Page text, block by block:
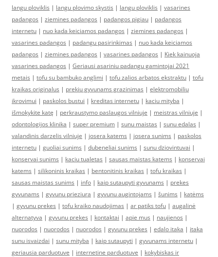
langu ploviklis | langu plovimo skystis | langu ploviklis | vasarines
padangos | ziemines padangos | padangos pigiau | padangos
internetu | nuo kada keiciamos padangos | ziemines padangos |
vasarines padangos | padangu pasirinkimas | nuo kada keiciamos
padangos | ziemines padangos | vasarines padangos | Kiek kainuoja
vasarines padangos | Geriausi asariniu padangu gamintojai 2021
metais | tofu su bambuko anglimi | tofu zalios arbatos ekstraktu | tofu
kraikas originalus | prekiu gyvunams grazinimas | elektromobiliu
ikrovimui | paskolos bustui | kreditas internetu | kaciu mityba |
išmokykite katę | perkraustymo paslaugos vilniuje | meistras vilniuje |
odontologijos klinika | super premium | sunu maistas | sunu edalas |
valandinis darzelis vilniuje | josera katems | josera sunims | paskolos
internetu | guoliai sunims | dubeneliai sunims | sunu dziovintuvai |
konservai sunims | kaciu tualetas | sausas maistas katems | konservai
katems | silikoninis kraikas | bentonitinis kraikas | tofu kraikas |
sausas maistas sunims | info | kaip sutaupyti gyvunams | prekes
gyvunams | gyvunu prieziura | gyvunu augintojams | šunims | katėms
| gyvunu prekes | tofu kraiko naudojimas | ar patiks tofu | augalinė
alternatyva | gyvunu prekes | kontaktai | apie mus | naujienos |
nuorodos | nuorodos | nuorodos | gyvunu prekes | edalo itaka | itaka
sunu isvaizdai | sunu mityba | kaip sutaupyti | gyvunams internetu |
geriausia parduotuve | internetine parduotuve | kokybiskas ir